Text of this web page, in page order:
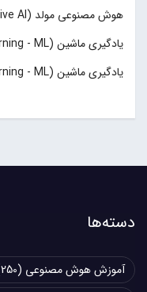
هوش مصنوعی مولد (Generative AI)
یادگیری ماشین (Machine Learning - ML)
یادگیری ماشین (Machine Learning - ML)
دسته‌ها
آموزش هوش مصنوعی (250)